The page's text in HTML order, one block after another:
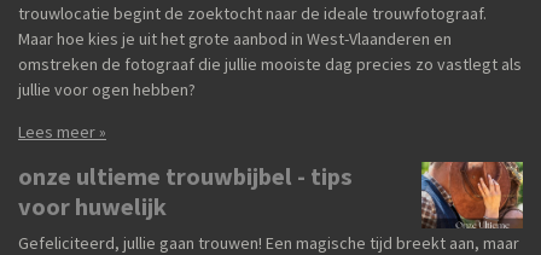
trouwlocatie begint de zoektocht naar de ideale trouwfotograaf.
Maar hoe kies je uit het grote aanbod in West-Vlaanderen en
omstreken de fotograaf die jullie mooiste dag precies zo vastlegt als
jullie voor ogen hebben?
Lees meer »
onze ultieme trouwbijbel - tips
voor huwelijk
Gefeliciteerd, jullie gaan trouwen! Een magische tijd breekt aan, maar